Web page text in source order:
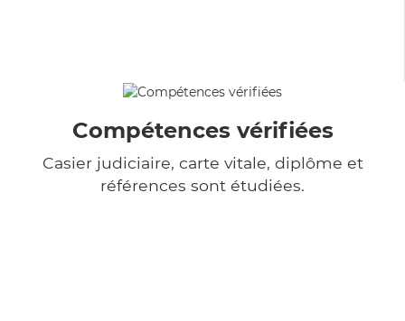
Compétences vérifiées
Casier judiciaire, carte vitale, diplôme et
références sont étudiées.